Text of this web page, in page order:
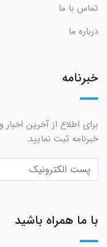
تماس با ما
درباره ما
خبرنامه
برای اطلاع از آخرین
خبرنامه ثبت نمایید.
با ما همراه باشید